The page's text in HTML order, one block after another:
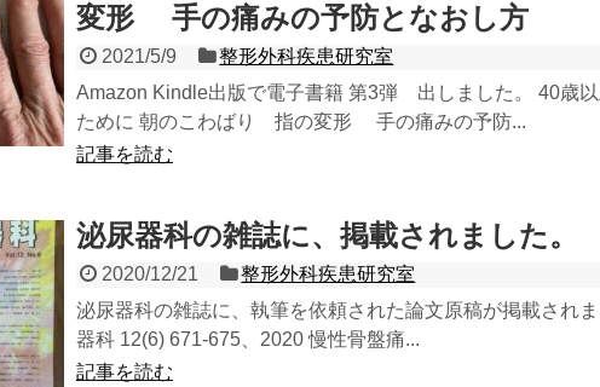
変形 手の痛みの予防となおし方
2021/5/9
整形外科疾患研究室
Amazon Kindle出版で電子書籍 第3弾 出しました。 40歳
ために 朝のこわばり 指の変形 手の痛みの予防...
記事を読む
泌尿器科の雑誌に、掲載されました。
2020/12/21
整形外科疾患研究室
泌尿器科の雑誌に、執筆を依頼された論文原稿が掲載され
器科 12(6) 671-675、2020 慢性骨盤痛...
記事を読む